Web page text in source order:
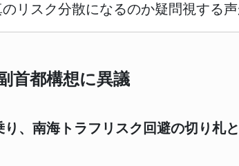
リスク分散になるのか疑問視する声
首都構想に異議
、南海トラフリスク回避の切り札